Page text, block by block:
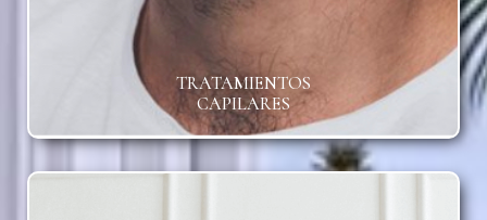
TRATAMIENTOS
CAPILARES